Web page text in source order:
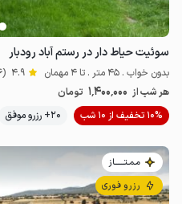
سوئیت حیاط دار در رستم آباد رودبار
بدون خواب . 45 متر . تا 4 مهمان 4.9 (16 نظر)
هر شب از 1٬400٬000 تومان
10% تخفیف از 10 شب
20+ رزرو موفق
مـمـتــــــاز
رزرو فوری